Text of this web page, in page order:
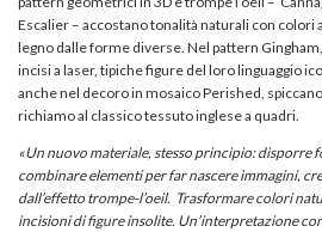
Escalier – accostano tonalità naturali con colori
legno dalle forme diverse. Nel pattern
incisi a laser, tipiche figure del loro linguaggio
anche nel decoro in mosaico Perished,
richiamo al classico tessuto inglese a quadri.
«Un nuovo materiale, stesso principio: disporre
combinare elementi per far nascere immagini,
dall’effetto trompe-l’oeil. Trasformare colori
incisioni di figure insolite. Un’interpretazione